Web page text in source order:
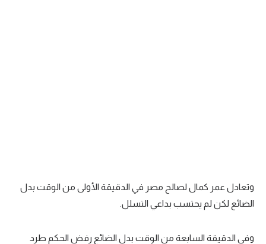
وتعادل عمر كمال لصالح مصر في الدقيقة الأولى من الوقت بدل
الضائع لكن لم يحتسب بداعي التسلل.
وفي الدقيقة السابعة من الوقت بدل الضائع رفض الحكم طرد